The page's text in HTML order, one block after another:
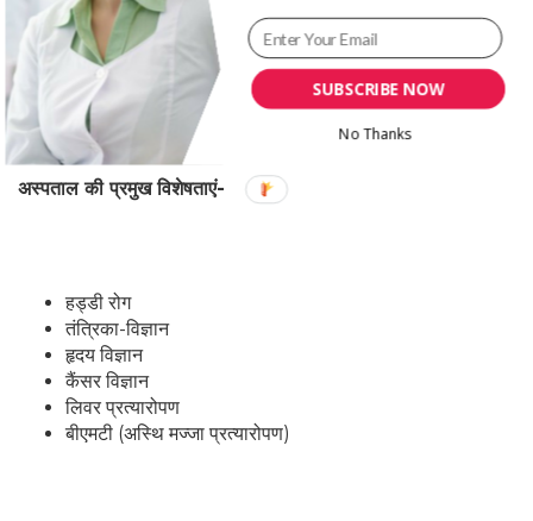
छत के नीचे पहुँच प्रदान की जाती है। जटिल मामलों को संभालने और
बेहतरीन नैदानिक ​​परिणाम देने के ट्रैक रिकॉर्ड के आधार पर मरीज नैदानिक ​​
गुणवत्ता और नवाचार के उच्चतम मानकों पर भरोसा कर सकते हैं।
अस्पताल की प्रमुख विशेषताएं-
हड्डी रोग
तंत्रिका-विज्ञान
हृदय विज्ञान
कैंसर विज्ञान
लिवर प्रत्यारोपण
बीएमटी (अस्थि मज्जा प्रत्यारोपण)
SUBSCRIBE NOW
No Thanks